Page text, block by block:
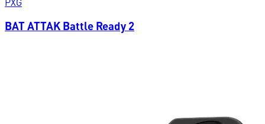
BAT ATTAK Battle Ready 2